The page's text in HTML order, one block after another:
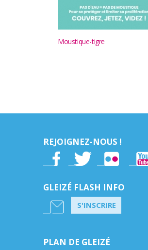
Moustique-tigre
REJOIGNEZ-NOUS !
GLEIZÉ FLASH INFO
S'INSCRIRE
PLAN DE GLEIZÉ